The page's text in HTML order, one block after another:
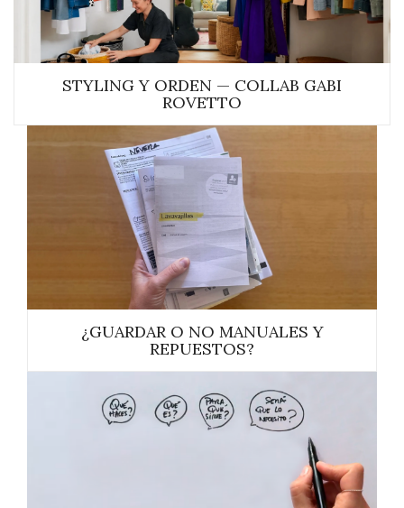
STYLING Y ORDEN — COLLAB GABI
ROVETTO
¿GUARDAR O NO MANUALES Y
REPUESTOS?